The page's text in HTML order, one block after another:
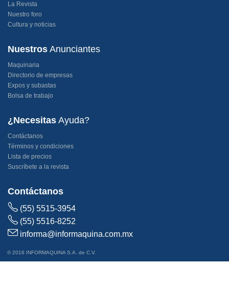
La Revista
Nuestro foro
Cultura y noticias
Nuestros Anunciantes
Maquinaria
Directorio de empresas
Expos y subastas
Bolsa de trabajo
¿Necesitas Ayuda?
Contáctanos
Términos y condiciones
Lista de precios
Suscríbete a la revista
Contáctanos
(55) 5515-3954
(55) 5516-8252
informa@informaquina.com.mx
© 2016 INFORMAQUINA S.A. de C.V.